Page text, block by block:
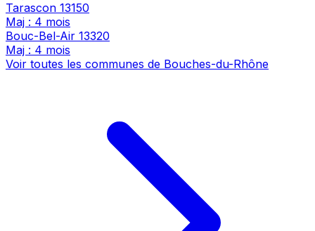
Tarascon 13150
Maj : 4 mois
Bouc-Bel-Air 13320
Maj : 4 mois
Voir toutes les communes de Bouches-du-Rhône